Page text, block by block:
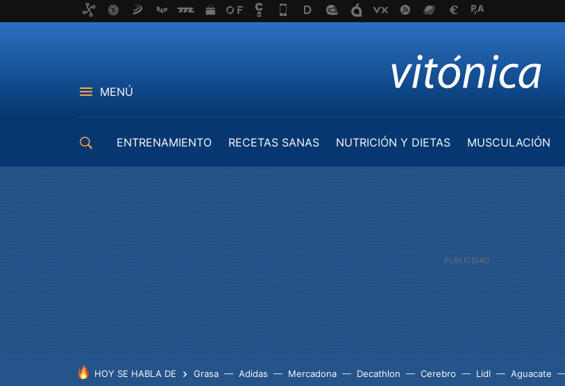
MENÚ
ENTRENAMIENTO RECETAS SANAS NUTRICIÓN Y DIETAS MUSCULACIÓN
HOY SE HABLA DE Grasa Adidas Mercadona Decathlon Cerebro Lidl Aguacate